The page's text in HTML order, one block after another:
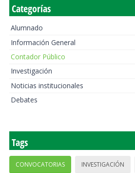
Categorías
Alumnado
Información General
Contador Público
Investigación
Noticias institucionales
Debates
Tags
CONVOCATORIAS INVESTIGACIÓN